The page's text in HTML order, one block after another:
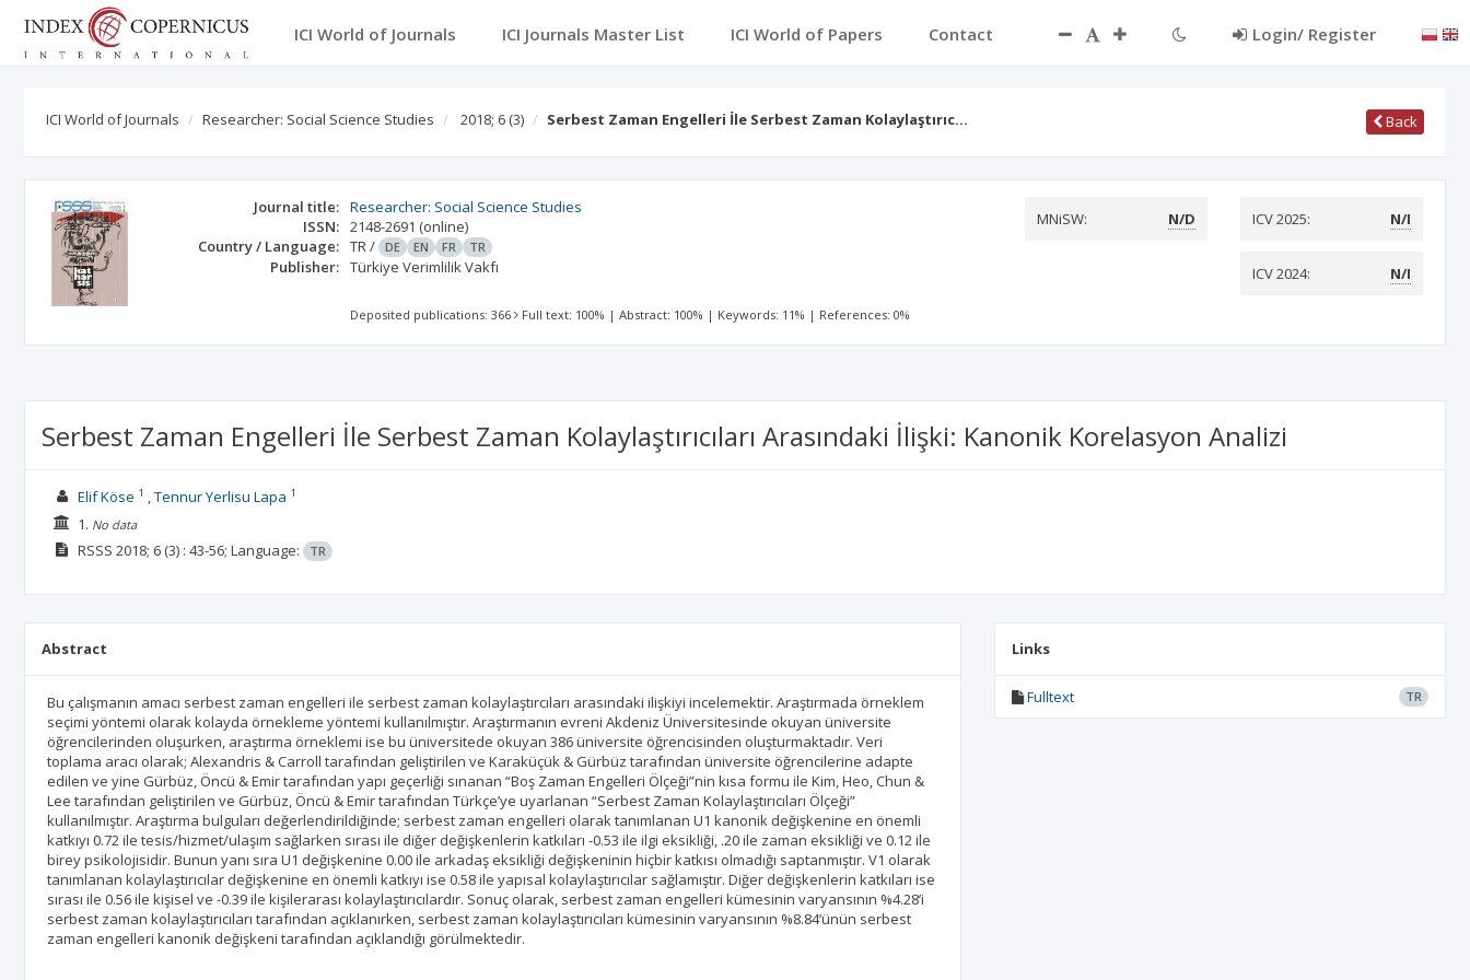
ICI World of Journals ICI Journals Master List ICI World of Papers Contact Login/ Register
ICI World of Journals Researcher: Social Science Studies 2018; 6 (3) Serbest Zaman Engelleri İle Serbest Zaman Kolaylaştırıc… Back
Journal title: Researcher: Social Science Studies
ISSN: 2148-2691 (online)
Country / Language: TR/ DE EN FR TR
Publisher: Türkiye Verimlilik Vakfı
MNiSW: N/D ICV 2025: N/I
ICV 2024: N/I
Deposited publications: 366 Full text: 100% |Abstract: 100% | Keywords: 11% | References: 0%
Serbest Zaman Engelleri İle Serbest Zaman Kolaylaştırıcıları Arasındaki İlişki: Kanonik Korelasyon Analizi
Elif Köse 1 Tennur Yerlisu Lapa 1
1. No data
RSSS 2018; 6(3) : 43-56; Language: TR
Abstract
Bu çalışmanın amacı serbest zaman engelleri ile serbest zaman kolaylaştırcıları arasındaki ilişkiyi incelemektir. Araştırmada örneklem
seçimi yöntemi olarak kolayda örnekleme yöntemi kullanılmıştır. Araştırmanın evreni Akdeniz Üniversitesinde okuyan üniversite
öğrencilerinden oluşurken, araştırma örneklemi ise bu üniversitede okuyan 386 üniversite öğrencisinden oluşturmaktadır. Veri
toplama aracı olarak; Alexandris & Carroll tarafından geliştirilen ve Karaküçük & Gürbüz tarafından üniversite öğrencilerine adapte
edilen ve yine Gürbüz, Öncü & Emir tarafından yapı geçerliği sınanan “Boş Zaman Engelleri Ölçeği”nin kısa formu ile Kim, Heo, Chun &
Lee tarafından geliştirilen ve Gürbüz, Öncü & Emir tarafından Türkçe’ye uyarlanan “Serbest Zaman Kolaylaştırıcıları Ölçeği”
kullanılmıştır. Araştırma bulguları değerlendirildiğinde; serbest zaman engelleri olarak tanımlanan U1 kanonik değişkenine en önemli
katkıyı 0.72 ile tesis/hizmet/ulaşım sağlarken sırası ile diğer değişkenlerin katkıları -0.53 ile ilgi eksikliği, .20 ile zaman eksikliği ve 0.12 ile
birey psikolojisidir. Bunun yanı sıra U1 değişkenine 0.00 ile arkadaş eksikliği değişkeninin hiçbir katkısı olmadığı saptanmıştır. V1 olarak
tanımlanan kolaylaştırıcılar değişkenine en önemli katkıyı ise 0.58 ile yapısal kolaylaştırıcılar sağlamıştır. Diğer değişkenlerin katkıları ise
sırası ile 0.56 ile kişisel ve -0.39 ile kişilerarası kolaylaştırıcılardır. Sonuç olarak, serbest zaman engelleri kümesinin varyansının %4.28’i
serbest zaman kolaylaştırıcıları tarafından açıklanırken, serbest zaman kolaylaştırıcıları kümesinin varyansının %8.84’ünün serbest
zaman engelleri kanonik değişkeni tarafından açıklandığı görülmektedir.
Links
Fulltext TR